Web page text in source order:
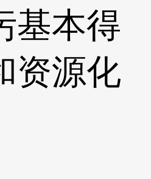
基本得
资源化